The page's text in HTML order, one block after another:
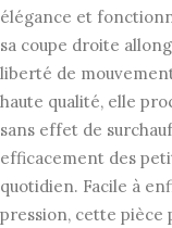
élégance et
sa coupe droite
liberté de
haute qualité, elle
sans effet de
efficacement des
quotidien. Facile à
pression, cette pièce